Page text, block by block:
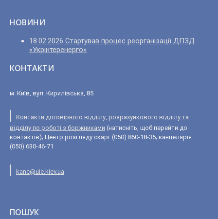
НОВИНИ
18.02.2026 Стартував процес реорганізації ДПЗД
«Укрінтеренерго»
КОНТАКТИ
м. Київ, вул. Кирилівська, 85
Контакти договірного відділу, розрахункового відділу та
відділу по роботі з боржниками (натисніть, щоб перейти до
контактів); Центр розгляду скарг (050) 860-18-35; канцелярія
(050) 630-46-71
kanc@uie.kiev.ua
ПОШУК